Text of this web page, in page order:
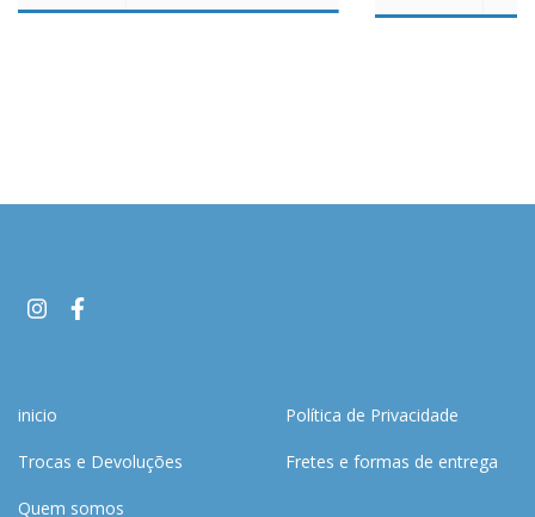
inicio Política de Privacidade
Trocas e Devoluções Fretes e formas de entrega
Quem somos